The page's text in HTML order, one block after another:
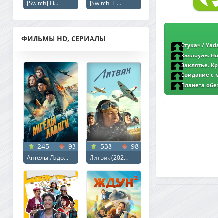
[Switch] Li... [Switch] Fi...
ФИЛЬМЫ HD, СЕРИАЛЫ
245 93
Ангелы Ладо...
538 98
Литвяк (202...
Стукач /
New-Team |
Хэллоуин.
(2025) BDRip от
Заклятье.
the Exorcist
Свидание с
the Hour (2023)
Планета
Planet of the